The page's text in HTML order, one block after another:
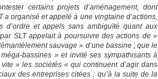
certains projets d’aménagement, dont
organisé et appelé à une vingtaine d’actions,
et appels sans ambiguïté quant aux
SLT appelait à poursuivre des actions de «
sauvage » d’une bassine ; que le
bassines » et invité ses sympathisants à
» les sociétés « qui continuent d’agir dans
des entreprises citées ; qu’à la suite de la